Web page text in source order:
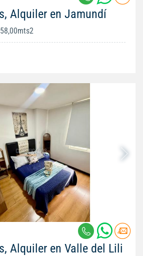
Alquiler en Jamundí
Alquiler en Valle del Lili